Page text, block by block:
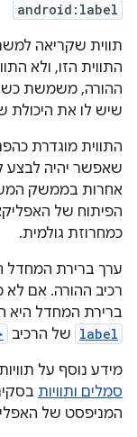
android:label
תווית שקריאה
התווית הזו, ולא
ההורה, משמשת
שיש לו את היכולת
התווית מוגדרת
שאפשר יהיה לבצע
אחרות בממשק
הפיתוח של
כמחרוזת גולמית.
ערך ברירת המחדל
רכיב ההורה. אם לא
ברירת המחדל היא
label של הרכיב
מידע נוסף על
סמלים ותוויות
המניפסט של